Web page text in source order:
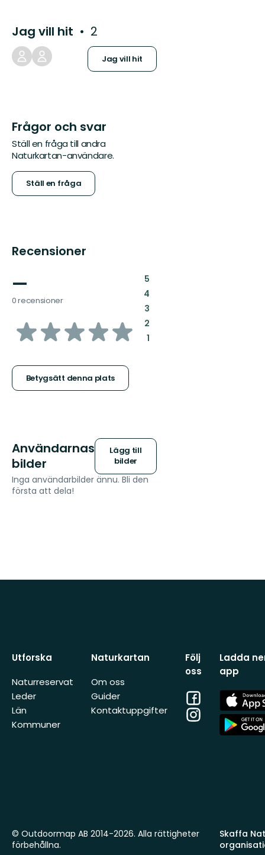
Jag vill hit 2
Jag vill hit
Frågor och svar
Ställ en fråga till andra
Naturkartan-användare.
Ställ en fråga
Recensioner
—
0 recensioner
av
stjärnor
Betygsätt denna plats
5:
4:
3:
2:
1:
Användarnas
bilder
Lägg till
bilder
Inga användarbilder ännu. Bli den
första att dela!
Utforska
Naturreservat
Leder
Län
Kommuner
Naturkartan
Om oss
Guider
Kontaktuppgifter
Följ
oss
Facebook
Instagram
Ladda
app
App
Store
App
Store
Skaffa
© Outdoormap AB 2014-2026. Alla rättigheter
förbehållna.